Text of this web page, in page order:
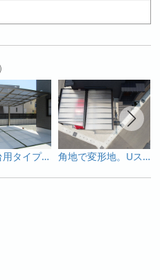
片支持2台用タイプのカーポート、ダブルフェースのある駐車場 角地で変形地。Uスタイルアゼストで最大限の屋根カバーを実現